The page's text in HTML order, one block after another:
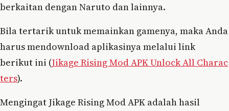
berkaitan dengan Naruto dan lainnya.
Bila tertarik untuk memainkan gamenya, maka Anda
harus mendownload aplikasinya melalui link
berikut ini (Jikage Rising Mod APK Unlock All Charac
ters).
Mengingat Jikage Rising Mod APK adalah hasil